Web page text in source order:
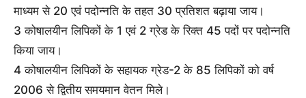
माध्यम से 20 एवं पदोन्नति के तहत 30 प्रतिशत बढ़ाया जाय।
3 कोषालयीन लिपिकों के 1 एवं 2 ग्रेड के रिक्त 45 पदों पर पदोन्नति
किया जाय।
4 कोषालयीन लिपिकों के सहायक ग्रेड-2 के 85 लिपिकों को वर्ष
2006 से द्वितीय समयमान वेतन मिले।